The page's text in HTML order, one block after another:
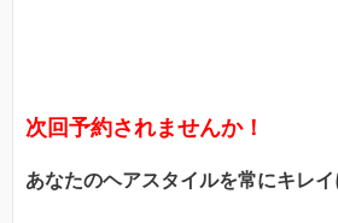
次回予約されませんか！
あなたのヘアスタイルを常にキレ